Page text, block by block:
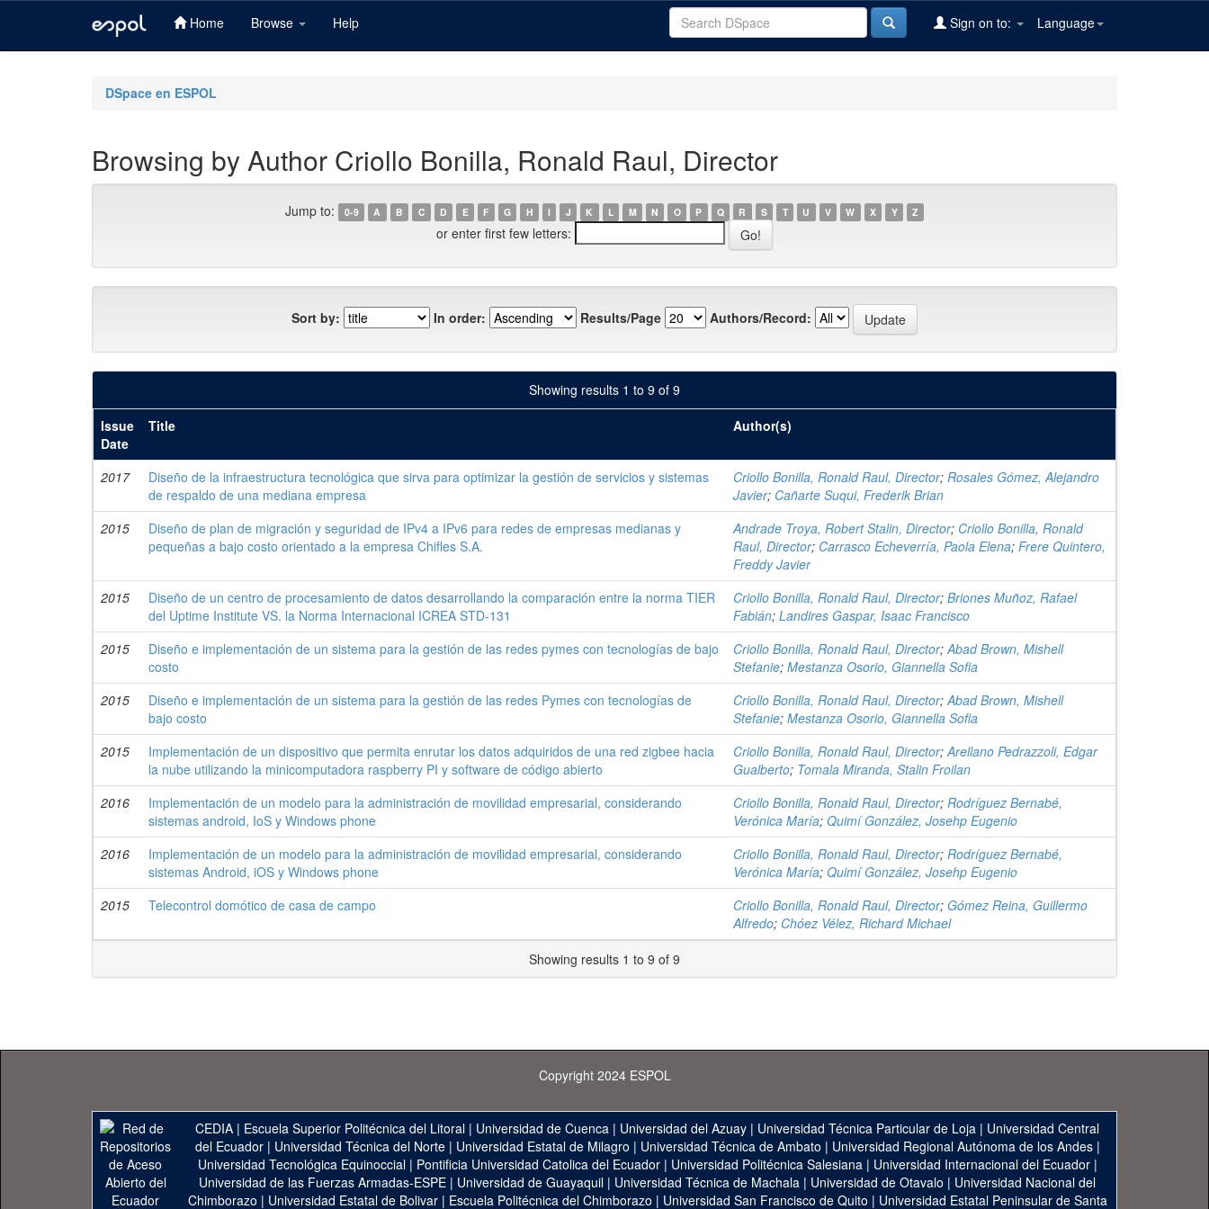
Home Browse Help Language
Sign on to:
DSpace en ESPOL
Browsing by Author Criollo Bonilla, Ronald Raul, Director
Jump to: 0-9 A B C D E F G H I J K L M N O P Q R S T U V W X Y Z
or enter first few letters:
Sort by: In order: Results/Page Authors/Record:
Showing results 1 to 9 of 9
Issue
Date
Title Author(s)
2017
Diseño de la infraestructura tecnológica que sirva para optimizar la gestión de servicios y sistemas
de respaldo de una mediana empresa
Criollo Bonilla, Ronald Raul, Director; Rosales Gómez, Alejandro
Javier; Cañarte Suqui, Frederik Brian
2015
Diseño de plan de migración y seguridad de IPv4 a IPv6 para redes de empresas medianas y
pequeñas a bajo costo orientado a la empresa Chifles S.A.
Andrade Troya, Robert Stalin, Director; Criollo Bonilla, Ronald
Raul, Director; Carrasco Echeverría, Paola Elena; Frere Quintero,
Freddy Javier
2015
Diseño de un centro de procesamiento de datos desarrollando la comparación entre la norma TIER
del Uptime Institute VS. la Norma Internacional ICREA STD-131
Criollo Bonilla, Ronald Raul, Director; Briones Muñoz, Rafael
Fabián; Landires Gaspar, Isaac Francisco
2015
Diseño e implementación de un sistema para la gestión de las redes pymes con tecnologías de bajo
costo
Criollo Bonilla, Ronald Raul, Director;Abad Brown, Mishell
Stefanie; Mestanza Osorio, Giannella Sofia
2015
Diseño e implementación de un sistema para la gestión de las redes Pymes con tecnologías de
bajo costo
Criollo Bonilla, Ronald Raul, Director;Abad Brown, Mishell
Stefanie; Mestanza Osorio, Giannella Sofia
2015
Implementación de un dispositivo que permita enrutar los datos adquiridos de una red zigbee hacia
la nube utilizando la minicomputadora raspberry PI y software de código abierto
Criollo Bonilla, Ronald Raul, Director;Arellano Pedrazzoli, Edgar
Gualberto; Tomala Miranda, Stalin Froilan
2016
Implementación de un modelo para la administración de movilidad empresarial, considerando
sistemas android, IoS y Windows phone
Criollo Bonilla, Ronald Raul, Director; Rodríguez Bernabé,
Verónica María; Quimí González, Josehp Eugenio
2016
Implementación de un modelo para la administración de movilidad empresarial, considerando
sistemas Android, iOS y Windows phone
Criollo Bonilla, Ronald Raul, Director; Rodríguez Bernabé,
Verónica María; Quimí González, Josehp Eugenio
2015
Telecontrol domótico de casa de campo Criollo Bonilla, Ronald Raul, Director; Gómez Reina, Guillermo
Alfredo; Chóez Vélez, Richard Michael
Showing results 1 to 9 of 9
Copyright 2024 ESPOL
CEDIA | Escuela Superior Politécnica del Litoral | Universidad de Cuenca | Universidad del Azuay | Universidad Técnica Particular de Loja | Universidad Central
del Ecuador| Universidad Técnica del Norte| Universidad Estatal de Milagro | Universidad Técnica de Ambato | Universidad Regional Autónoma de los Andes|
Universidad Tecnológica Equinoccial| Pontificia Universidad Catolica del Ecuador| Universidad Politécnica Salesiana| Universidad Internacional del Ecuador|
Universidad de las Fuerzas Armadas-ESPE | Universidad de Guayaquil | Universidad Técnica de Machala | Universidad de Otavalo | Universidad Nacional del
Chimborazo | Universidad Estatal de Bolivar| Escuela Politécnica del Chimborazo | Universidad San Francisco de Quito | Universidad Estatal Peninsular de Santa